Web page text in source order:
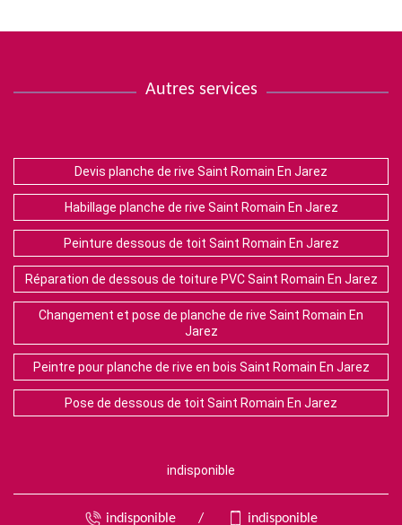
Autres services
Devis planche de rive Saint Romain En Jarez
Habillage planche de rive Saint Romain En Jarez
Peinture dessous de toit Saint Romain En Jarez
Réparation de dessous de toiture PVC Saint Romain En Jarez
Changement et pose de planche de rive Saint Romain En
Jarez
Peintre pour planche de rive en bois Saint Romain En Jarez
Pose de dessous de toit Saint Romain En Jarez
indisponible
indisponible / indisponible